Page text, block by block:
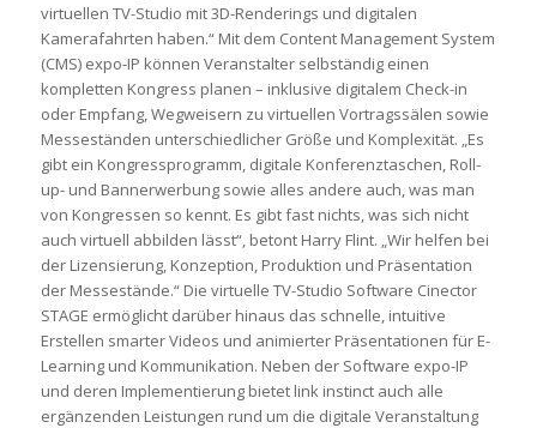
virtuellen TV-Studio mit 3D-Renderings und digitalen
Kamerafahrten haben.“ Mit dem Content Management System
(CMS) expo-IP können Veranstalter selbständig einen
kompletten Kongress planen – inklusive digitalem Check-in
oder Empfang, Wegweisern zu virtuellen Vortragssälen sowie
Messeständen unterschiedlicher Größe und Komplexität. „Es
gibt ein Kongressprogramm, digitale Konferenztaschen, Roll-
up- und Bannerwerbung sowie alles andere auch, was man
von Kongressen so kennt. Es gibt fast nichts, was sich nicht
auch virtuell abbilden lässt“, betont Harry Flint. „Wir helfen bei
der Lizensierung, Konzeption, Produktion und Präsentation
der Messestände.“ Die virtuelle TV-Studio Software Cinector
STAGE ermöglicht darüber hinaus das schnelle, intuitive
Erstellen smarter Videos und animierter Präsentationen für E-
Learning und Kommunikation. Neben der Software expo-IP
und deren Implementierung bietet link instinct auch alle
ergänzenden Leistungen rund um die digitale Veranstaltung